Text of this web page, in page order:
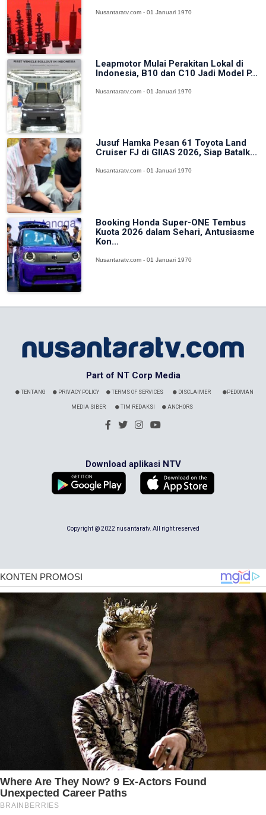
Nusantaratv.com - 01 Januari 1970
Leapmotor Mulai Perakitan Lokal di
Indonesia, B10 dan C10 Jadi Model P...
Nusantaratv.com - 01 Januari 1970
Jusuf Hamka Pesan 61 Toyota Land
Cruiser FJ di GIIAS 2026, Siap Batalk...
Nusantaratv.com - 01 Januari 1970
Booking Honda Super-ONE Tembus
Kuota 2026 dalam Sehari, Antusiasme
Kon...
Nusantaratv.com - 01 Januari 1970
Part of NT Corp Media
TENTANG PRIVACY POLICY TERMS OF SERVICES DISCLAIMER PEDOMAN
MEDIA SIBER TIM REDAKSI ANCHORS
Download aplikasi NTV
Copyright @ 2022 nusantaratv. All right reserved